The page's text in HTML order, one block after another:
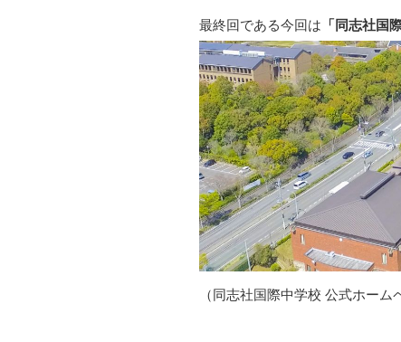
最終回である今回は 「同志社国
（同志社国際中学校 公式ホーム